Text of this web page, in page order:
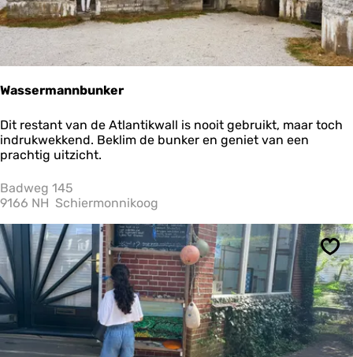
Wassermannbunker
W
a
s
e
r
a
n
n
b
u
n
k
e
r
Dit restant van de Atlantikwall is nooit gebruikt, maar toch
indrukwekkend. Beklim de bunker en geniet van een
prachtig uitzicht.
Badweg 145
9166 NH Schiermonnikoog